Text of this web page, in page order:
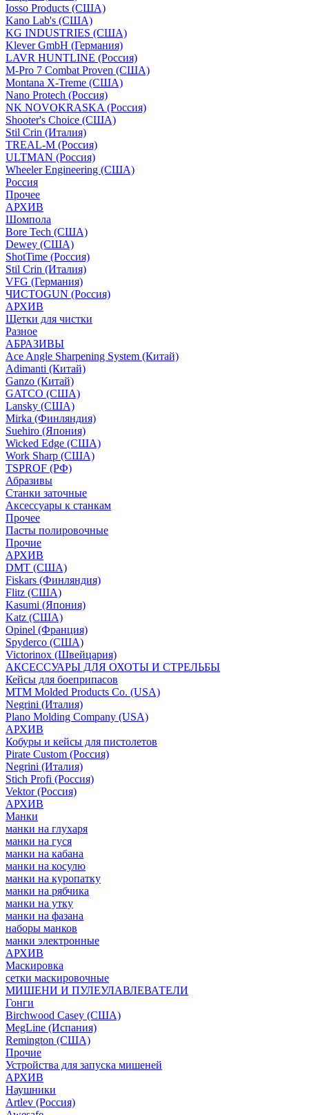
Iosso Products (США)
Kano Lab's (США)
KG INDUSTRIES (США)
Klever GmbH (Германия)
LAVR HUNTLINE (Россия)
M-Pro 7 Combat Proven (СШA)
Montana X-Treme (США)
Nano Protech (Россия)
NK NOVOKRASKA (Россия)
Shooter's Choice (СШA)
Stil Crin (Италия)
TREAL-M (Россия)
ULTMAN (Россия)
Wheeler Engineering (СШA)
Россия
Прочее
АРХИВ
Шомпола
Bore Tech (США)
Dewey (США)
ShotTime (Россия)
Stil Crin (Италия)
VFG (Германия)
ЧИСТОGUN (Россия)
АРХИВ
Щетки для чистки
Разное
АБРАЗИВЫ
Ace Angle Sharpening System (Китай)
Adimanti (Китай)
Ganzo (Китай)
GATCO (США)
Lansky (США)
Mirka (Финляндия)
Suehiro (Япония)
Wicked Edge (США)
Work Sharp (США)
TSPROF (РФ)
Абразивы
Станки заточные
Аксессуары к станкам
Прочее
Пасты полировочные
Прочие
АРХИВ
DMT (США)
Fiskars (Финляндия)
Flitz (США)
Kasumi (Япония)
Katz (США)
Opinel (Франция)
Spyderco (США)
Victorinox (Швейцария)
АКСЕССУАРЫ ДЛЯ ОХОТЫ И СТРЕЛЬБЫ
Кейсы для боеприпасов
MTM Molded Products Co. (USA)
Negrini (Италия)
Plano Molding Company (USA)
АРХИВ
Кобуры и кейсы для пистолетов
Pirate Custom (Россия)
Negrini (Италия)
Stich Profi (Россия)
Vektor (Россия)
АРХИВ
Манки
манки на глухаря
манки на гуся
манки на кабана
манки на косулю
манки на куропатку
манки на рябчика
манки на утку
манки на фазана
наборы манков
манки электронные
АРХИВ
Маскировка
сетки маскировочные
МИШЕНИ И ПУЛЕУЛАВЛЕВАТЕЛИ
Гонги
Birchwood Casey (США)
MegLine (Испания)
Remington (США)
Прочие
Устройства для запуска мишеней
АРХИВ
Наушники
Artlev (Россия)